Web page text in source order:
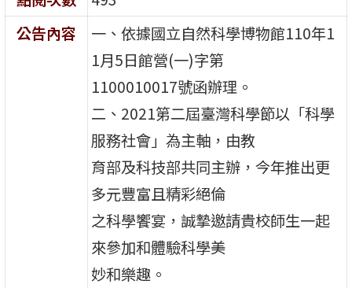
公告內容
一、依據國立自然科學博物館110年1
1月5日館營(一)字第
1100010017號函辦理。
二、2021第二屆臺灣科學節以「科學
服務社會」為主軸，由教
育部及科技部共同主辦，今年推出更
多元豐富且精彩絕倫
之科學饗宴，誠摯邀請貴校師生一起
來參加和體驗科學美
妙和樂趣。